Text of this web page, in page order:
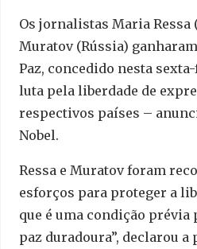
Os jornalistas Maria
Muratov (Rússia)
Paz, concedido nesta
luta pela liberdade de
respectivos países –
Nobel.
Ressa e Muratov foram
esforços para proteger a
que é uma condição prévia
paz duradoura”, declarou